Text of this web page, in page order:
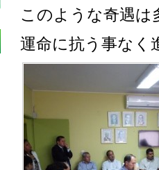
このような奇遇は
運命に抗う事なく